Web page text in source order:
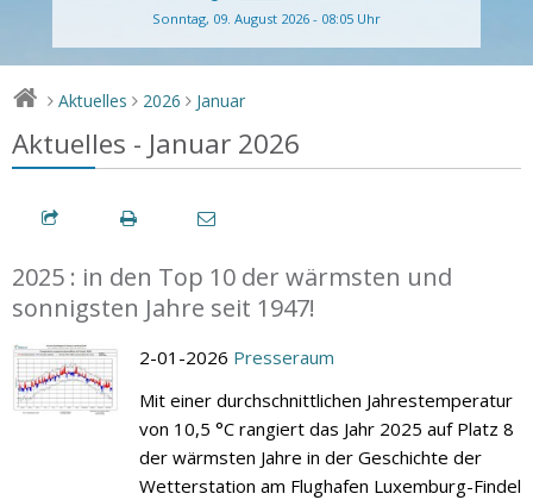
Sonntag, 09. August 2026 - 08:05 Uhr
> Aktuelles > 2026 > Januar
Aktuelles - Januar 2026
2025 : in den Top 10 der wärmsten und
sonnigsten Jahre seit 1947!
2-01-2026 Presseraum
Mit einer durchschnittlichen Jahrestemperatur
von 10,5 °C rangiert das Jahr 2025 auf Platz 8
der wärmsten Jahre in der Geschichte der
Wetterstation am Flughafen Luxemburg-Findel